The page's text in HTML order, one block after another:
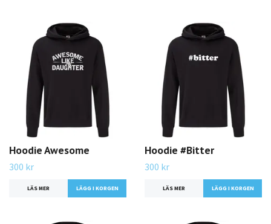
Hoodie Awesome
300 kr
LÄS MER LÄGG I KORGEN
Hoodie #Bitter
300 kr
LÄS MER LÄGG I KORGEN